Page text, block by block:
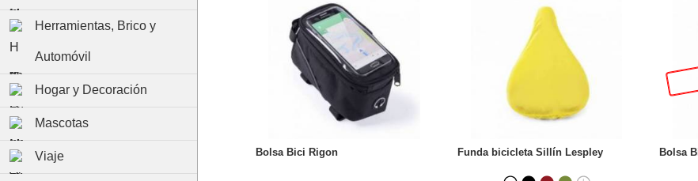
Herramientas, Brico y
Automóvil
Hogar y Decoración
Mascotas
Viaje Bolsa Bici Rigon Funda bicicleta Sillín Lespley Bolsa